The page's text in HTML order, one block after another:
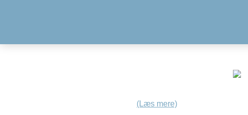
(Læs mere)